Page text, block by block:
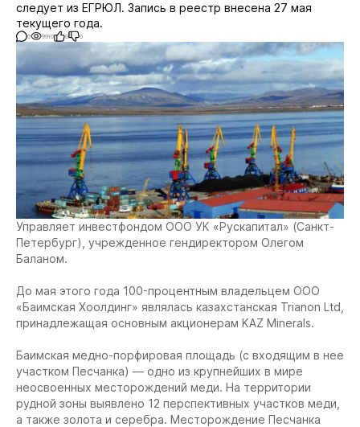
следует из ЕГРЮЛ. Запись в реестр внесена 27 мая
текущего года.
0 9910 0 0
Управляет инвестфондом ООО УК «Рускапитал» (Санкт-
Петербург), учрежденное гендиректором Олегом
Баланом.
До мая этого года 100-процентным владельцем ООО
«Баимская Хоолдинг» являлась казахстанская Trianon Ltd,
принадлежащая основным акционерам KAZ Minerals.
Баимская медно-порфировая площадь (с входящим в нее
участком Песчанка) — одно из крупнейших в мире
неосвоенных месторождений меди. На территории
рудной зоны выявлено 12 перспективных участков меди,
а также золота и серебра. Месторождение Песчанка